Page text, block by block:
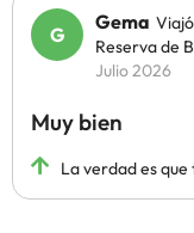
Gema
Reserva de
Julio 2026
Muy bien
La verdad es